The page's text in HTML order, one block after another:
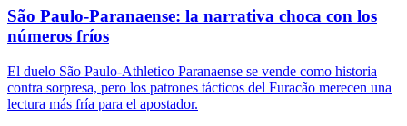
São Paulo-Paranaense: la narrativa choca con los
números fríos
El duelo São Paulo-Athletico Paranaense se vende como historia
contra sorpresa, pero los patrones tácticos del Furacão merecen una
lectura más fría para el apostador.